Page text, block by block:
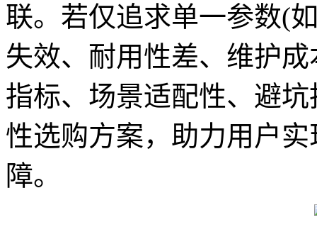
联。若仅追求单一参数(
失效、耐用性差、维护
指标、场景适配性、避
性选购方案，助力用户
障。